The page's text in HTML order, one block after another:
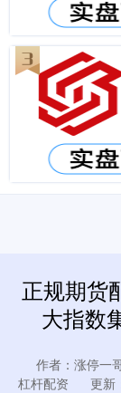
正规期货
大指数
作者：涨停一
杠杆配资
更新